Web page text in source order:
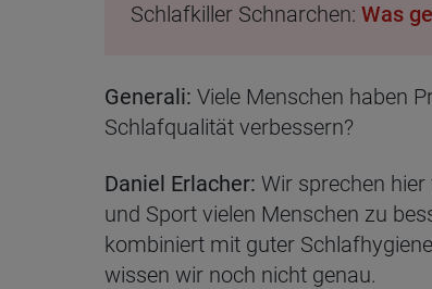
Schlafkiller Schnarchen: Was
Generali: Viele Menschen haben
Schlafqualität verbessern?
Daniel Erlacher: Wir sprechen
und Sport vielen Menschen zu
kombiniert mit guter
wissen wir noch nicht genau.